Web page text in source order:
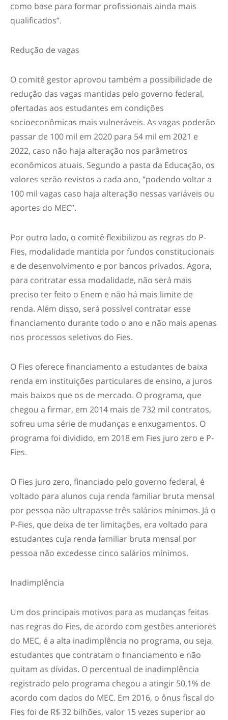
como base para formar profissionais ainda mais
qualificados”.
Redução de vagas
O comitê gestor aprovou também a possibilidade de
redução das vagas mantidas pelo governo federal,
ofertadas aos estudantes em condições
socioeconômicas mais vulneráveis. As vagas poderão
passar de 100 mil em 2020 para 54 mil em 2021 e
2022, caso não haja alteração nos parâmetros
econômicos atuais. Segundo a pasta da Educação, os
valores serão revistos a cada ano, “podendo voltar a
100 mil vagas caso haja alteração nessas variáveis ou
aportes do MEC”.
Por outro lado, o comitê flexibilizou as regras do P-
Fies, modalidade mantida por fundos constitucionais
e de desenvolvimento e por bancos privados. Agora,
para contratar essa modalidade, não será mais
preciso ter feito o Enem e não há mais limite de
renda. Além disso, será possível contratar esse
financiamento durante todo o ano e não mais apenas
nos processos seletivos do Fies.
O Fies oferece financiamento a estudantes de baixa
renda em instituições particulares de ensino, a juros
mais baixos que os de mercado. O programa, que
chegou a firmar, em 2014 mais de 732 mil contratos,
sofreu uma série de mudanças e enxugamentos. O
programa foi dividido, em 2018 em Fies juro zero e P-
Fies.
O Fies juro zero, financiado pelo governo federal, é
voltado para alunos cuja renda familiar bruta mensal
por pessoa não ultrapasse três salários mínimos. Já o
P-Fies, que deixa de ter limitações, era voltado para
estudantes cuja renda familiar bruta mensal por
pessoa não excedesse cinco salários mínimos.
Inadimplência
Um dos principais motivos para as mudanças feitas
nas regras do Fies, de acordo com gestões anteriores
do MEC, é a alta inadimplência no programa, ou seja,
estudantes que contratam o financiamento e não
quitam as dívidas. O percentual de inadimplência
registrado pelo programa chegou a atingir 50,1% de
acordo com dados do MEC. Em 2016, o ônus fiscal do
Fies foi de R$ 32 bilhões, valor 15 vezes superior ao